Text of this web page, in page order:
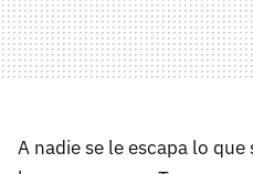
A nadie se le escapa lo